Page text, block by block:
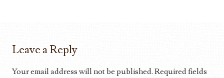
Leave a Reply
Your email address will not be published. Required fields